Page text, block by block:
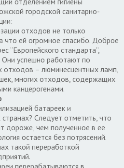
городской санитарно-
отходов не только
что ей огромное спасибо. Доброе
“Европейского стандарта”,
Они успешно работают по
отходов – люминесцентных ламп,
многих отходов, содержащих
канцерогенами.
батареек и
Следует отметить, что
дороже, чем полученное в ее
остается без потрясений.
такой переработкой
перерабатываются в